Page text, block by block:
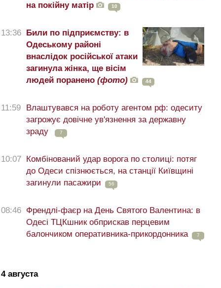
на покійну матір
10
13:36
Били по підприємству: в
Одеському районі
внаслідок російської атаки
загинула жінка, ще вісім
людей поранено (фото) 44
11:59
Влаштувався на роботу агентом рф: одеситу
загрожує довічне ув'язнення за державну
зраду
7
10:07
Комбінований удар ворога по столиці: потяг
до Одеси спізнюється, на станції Київщині
загинули пасажири
56
08:46 Френдлі-фаєр на День Святого Валентина: в
Одесі ТЦКшник обприскав перцевим
балончиком оперативника-прикордонника
7
4 августа